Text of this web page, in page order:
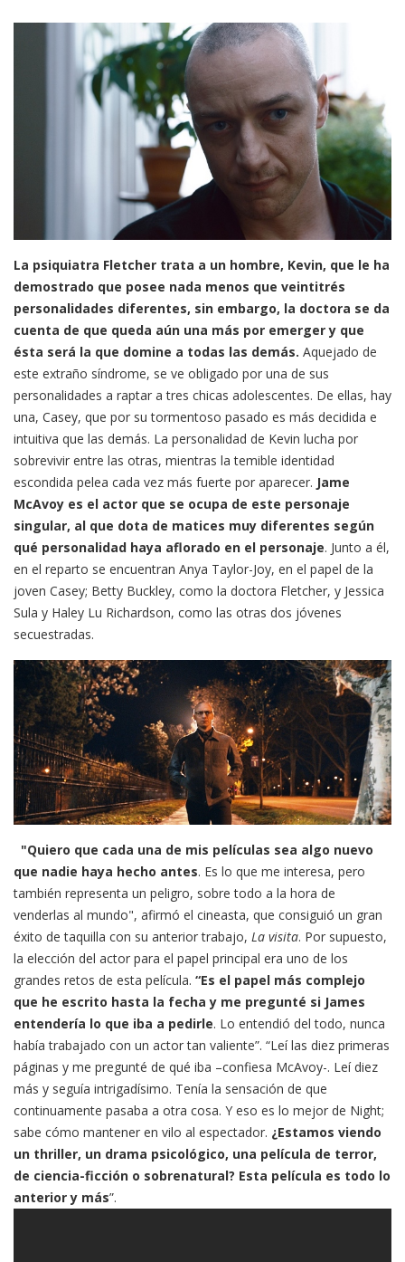
La psiquiatra Fletcher trata a un hombre, Kevin, que le ha
demostrado que posee nada menos que veintitrés
personalidades diferentes, sin embargo, la doctora se da
cuenta de que queda aún una más por emerger y que
ésta será la que domine a todas las demás. Aquejado de
este extraño síndrome, se ve obligado por una de sus
personalidades a raptar a tres chicas adolescentes. De ellas, hay
una, Casey, que por su tormentoso pasado es más decidida e
intuitiva que las demás. La personalidad de Kevin lucha por
sobrevivir entre las otras, mientras la temible identidad
escondida pelea cada vez más fuerte por aparecer. Jame
McAvoy es el actor que se ocupa de este personaje
singular, al que dota de matices muy diferentes según
qué personalidad haya aflorado en el personaje. Junto a él,
en el reparto se encuentran Anya Taylor-Joy, en el papel de la
joven Casey; Betty Buckley, como la doctora Fletcher, y Jessica
Sula y Haley Lu Richardson, como las otras dos jóvenes
secuestradas.
"Quiero que cada una de mis películas sea algo nuevo
que nadie haya hecho antes. Es lo que me interesa, pero
también representa un peligro, sobre todo a la hora de
venderlas al mundo", afirmó el cineasta, que consiguió un gran
éxito de taquilla con su anterior trabajo, La visita. Por supuesto,
la elección del actor para el papel principal era uno de los
grandes retos de esta película. “Es el papel más complejo
que he escrito hasta la fecha y me pregunté si James
entendería lo que iba a pedirle. Lo entendió del todo, nunca
había trabajado con un actor tan valiente”. “Leí las diez primeras
páginas y me pregunté de qué iba –confiesa McAvoy-. Leí diez
más y seguía intrigadísimo. Tenía la sensación de que
continuamente pasaba a otra cosa. Y eso es lo mejor de Night;
sabe cómo mantener en vilo al espectador. ¿Estamos viendo
un thriller, un drama psicológico, una película de terror,
de ciencia-ficción o sobrenatural? Esta película es todo lo
anterior y más”.